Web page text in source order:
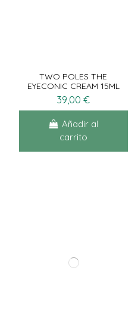
TWO POLES THE
EYECONIC CREAM 15ML
39,00 €
Añadir al
carrito